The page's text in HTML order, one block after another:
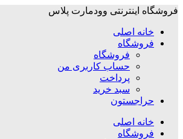
فروشگاه اینترنتی وودمارت پلاس
خانه اصلی
فروشگاه
فروشگاه
حساب کاربری من
پرداخت
سبد خرید
حراجستون
خانه اصلی
فروشگاه